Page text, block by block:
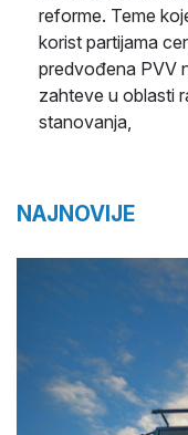
reforme. Teme
korist partijama
predvođena PVV
zahteve u oblasti
stanovanja,
NAJNOVIJE